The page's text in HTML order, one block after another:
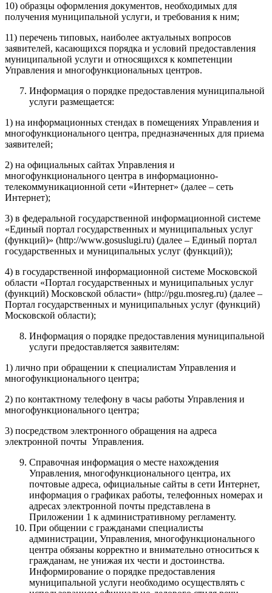
10) образцы оформления документов, необходимых для
получения муниципальной услуги, и требования к ним;
11) перечень типовых, наиболее актуальных вопросов
заявителей, касающихся порядка и условий предоставления
муниципальной услуги и относящихся к компетенции
Управления и многофункциональных центров.
Информация о порядке предоставления муниципальной
услуги размещается:
1) на информационных стендах в помещениях Управления и
многофункционального центра, предназначенных для приема
заявителей;
2) на официальных сайтах Управления и
многофункционального центра в информационно-
телекоммуникационной сети «Интернет» (далее – сеть
Интернет);
3) в федеральной государственной информационной системе
«Единый портал государственных и муниципальных услуг
(функций)» (http://www.gosuslugi.ru) (далее – Единый портал
государственных и муниципальных услуг (функций));
4) в государственной информационной системе Московской
области «Портал государственных и муниципальных услуг
(функций) Московской области» (http://pgu.mosreg.ru) (далее –
Портал государственных и муниципальных услуг (функций)
Московской области);
Информация о порядке предоставления муниципальной
услуги предоставляется заявителям:
1) лично при обращении к специалистам Управления и
многофункционального центра;
2) по контактному телефону в часы работы Управления и
многофункционального центра;
3) посредством электронного обращения на адреса
электронной почты Управления.
Справочная информация о месте нахождения
Управления, многофункционального центра, их
почтовые адреса, официальные сайты в сети Интернет,
информация о графиках работы, телефонных номерах и
адресах электронной почты представлена в
Приложении 1 к административному регламенту.
При общении с гражданами специалисты
администрации, Управления, многофункционального
центра обязаны корректно и внимательно относиться к
гражданам, не унижая их чести и достоинства.
Информирование о порядке предоставления
муниципальной услуги необходимо осуществлять с